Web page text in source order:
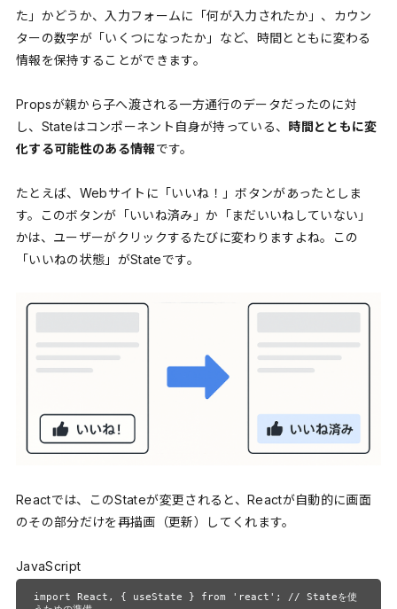
た」かどうか、入力フォームに「何が入力されたか」、カウン
ターの数字が「いくつになったか」など、時間とともに変わる
情報を保持することができます。
Propsが親から子へ渡される一方通行のデータだったのに対
し、Stateはコンポーネント自身が持っている、 時間とともに変
化する可能性のある情報です。
たとえば、Webサイトに「いいね！」ボタンがあったとしま
す。このボタンが「いいね済み」か「まだいいねしていない」
かは、ユーザーがクリックするたびに変わりますよね。この
「いいねの状態」がStateです。
Reactでは、このStateが変更されると、Reactが自動的に画面
のその部分だけを再描画（更新）してくれます。
JavaScript
import React, { useState } from 'react'; // Stateを使